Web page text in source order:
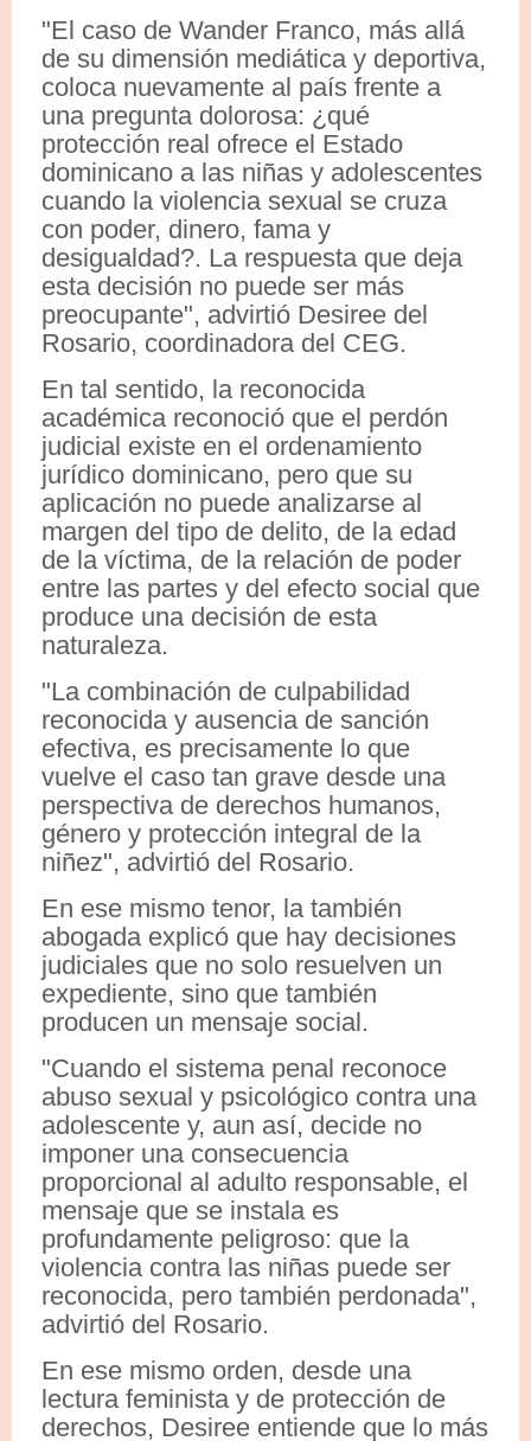
"El caso de Wander Franco, más allá
de su dimensión mediática y deportiva,
coloca nuevamente al país frente a
una pregunta dolorosa: ¿qué
protección real ofrece el Estado
dominicano a las niñas y adolescentes
cuando la violencia sexual se cruza
con poder, dinero, fama y
desigualdad?. La respuesta que deja
esta decisión no puede ser más
preocupante", advirtió Desiree del
Rosario, coordinadora del CEG.
En tal sentido, la reconocida
académica reconoció que el perdón
judicial existe en el ordenamiento
jurídico dominicano, pero que su
aplicación no puede analizarse al
margen del tipo de delito, de la edad
de la víctima, de la relación de poder
entre las partes y del efecto social que
produce una decisión de esta
naturaleza.
"La combinación de culpabilidad
reconocida y ausencia de sanción
efectiva, es precisamente lo que
vuelve el caso tan grave desde una
perspectiva de derechos humanos,
género y protección integral de la
niñez", advirtió del Rosario.
En ese mismo tenor, la también
abogada explicó que hay decisiones
judiciales que no solo resuelven un
expediente, sino que también
producen un mensaje social.
"Cuando el sistema penal reconoce
abuso sexual y psicológico contra una
adolescente y, aun así, decide no
imponer una consecuencia
proporcional al adulto responsable, el
mensaje que se instala es
profundamente peligroso: que la
violencia contra las niñas puede ser
reconocida, pero también perdonada",
advirtió del Rosario.
En ese mismo orden, desde una
lectura feminista y de protección de
derechos, Desiree entiende que lo más